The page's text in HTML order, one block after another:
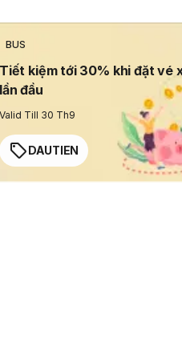
BUS
Tiết kiệm tới 30% khi đặt vé
lần đầu
Valid Till 30 Th9
DAUTIEN